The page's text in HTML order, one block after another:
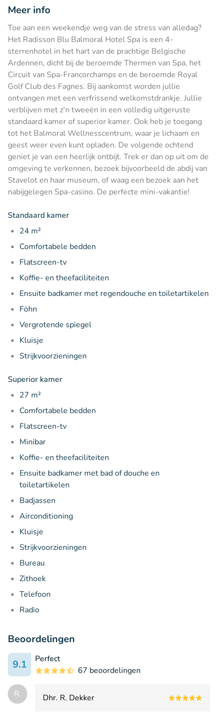
Meer info
Toe aan een weekendje weg van de stress van alledag?
Het Radisson Blu Balmoral Hotel Spa is een 4-
sterrenhotel in het hart van de prachtige Belgische
Ardennen, dicht bij de beroemde Thermen van Spa, het
Circuit van Spa-Francorchamps en de beroemde Royal
Golf Club des Fagnes. Bij aankomst worden jullie
ontvangen met een verfrissend welkomstdrankje. Jullie
verblijven met z'n tweeën in een volledig uitgeruste
standaard kamer of superior kamer. Ook heb je toegang
tot het Balmoral Wellnesscentrum, waar je lichaam en
geest weer even kunt opladen. De volgende ochtend
geniet je van een heerlijk ontbijt. Trek er dan op uit om de
omgeving te verkennen, bezoek bijvoorbeeld de abdij van
Stavelot en haar museum, of waag een bezoek aan het
nabijgelegen Spa-casino. De perfecte mini-vakantie!
Standaard kamer
24 m²
Comfortabele bedden
Flatscreen-tv
Koffie- en theefaciliteiten
Ensuite badkamer met regendouche en toiletartikelen
Föhn
Vergrotende spiegel
Kluisje
Strijkvoorzieningen
Superior kamer
27 m²
Comfortabele bedden
Flatscreen-tv
Minibar
Koffie- en theefaciliteiten
Ensuite badkamer met bad of douche en
toiletartikelen
Badjassen
Airconditioning
Kluisje
Strijkvoorzieningen
Bureau
Zithoek
Telefoon
Radio
Beoordelingen
9.1
Perfect
67 beoordelingen
R. Dhr. R. Dekker